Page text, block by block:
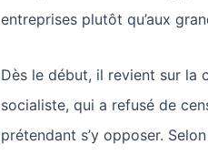
entreprises plutôt qu’aux
Dès le début, il revient sur la
socialiste, qui a refusé de
prétendant s’y opposer.